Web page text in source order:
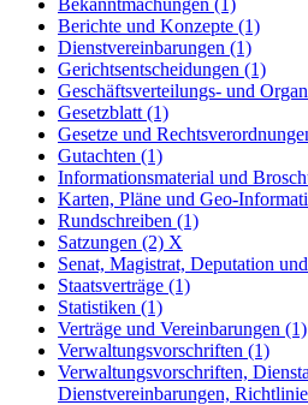
Berichte und Konzepte (1)
Dienstvereinbarungen (1)
Gerichtsentscheidungen (1)
Geschäftsverteilungs- und
Gesetzblatt (1)
Gesetze und
Gutachten (1)
Informationsmaterial und
Karten, Pläne und Geo-
Rundschreiben (1)
Satzungen (2) X
Senat, Magistrat, Deputation
Staatsverträge (1)
Statistiken (1)
Verträge und Vereinbarungen (1)
Verwaltungsvorschriften (1)
Verwaltungsvorschriften,
Dienstvereinbarungen,